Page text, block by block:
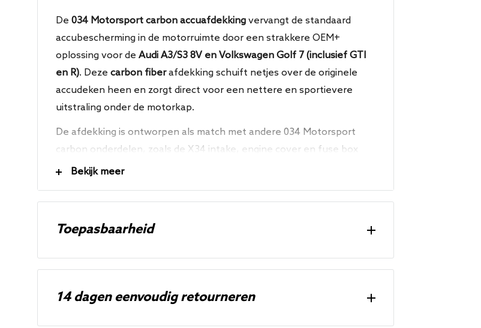
De 034 Motorsport carbon accuafdekking vervangt de standaard
accubescherming in de motorruimte door een strakkere OEM+
oplossing voor de Audi A3/S3 8V en Volkswagen Golf 7 (inclusief GTI
en R). Deze carbon fiberafdekking schuift netjes over de originele
accudeken heen en zorgt direct voor een nettere en sportievere
uitstraling onder de motorkap.
De afdekking is ontworpen als match met andere 034 Motorsport
carbon onderdelen, zoals de X34 intake, engine cover en fuse box
cover. Dankzij de magnetische bevestiging is de montage eenvoudig
Eigenschappen
Strakkere OEM+ uitstraling in de motorruimte
Past over de originele accudeken
Bekijk meer
Toepasbaarheid
14 dagen eenvoudig retourneren